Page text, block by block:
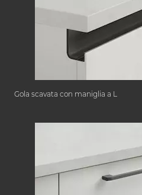
Gola scavata con maniglia a L